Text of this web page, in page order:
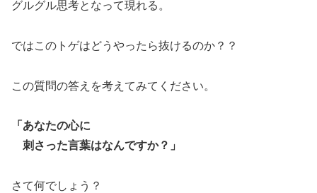
グルグル思考となって現れる。
ではこのトゲはどうやったら抜けるのか？？
この質問の答えを考えてみてください。
「あなたの心に
刺さった言葉はなんですか？」
さて何でしょう？